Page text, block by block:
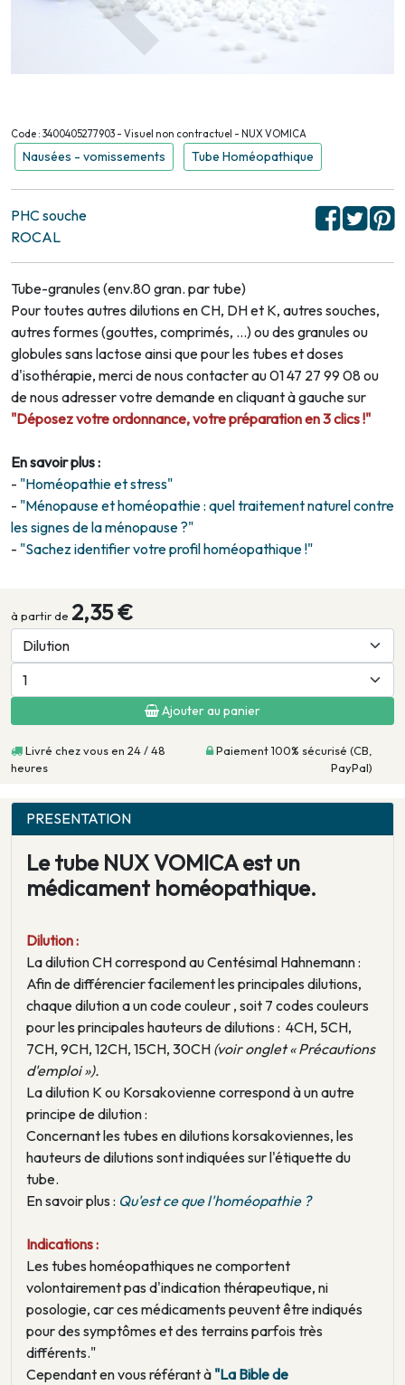
Code : 3400405277903 - Visuel non contractuel - NUX VOMICA
Nausées - vomissements Tube Homéopathique
PHC souche
ROCAL
Tube-granules (env.80 gran. par tube)
Pour toutes autres dilutions en CH, DH et K, autres souches,
autres formes (gouttes, comprimés, …) ou des granules ou
globules sans lactose ainsi que pour les tubes et doses
d'isothérapie, merci de nous contacter au 01 47 27 99 08 ou
de nous adresser votre demande en cliquant à gauche sur
"Déposez votre ordonnance, votre préparation en 3 clics !"
En savoir plus :
- "Homéopathie et stress"
- "Ménopause et homéopathie : quel traitement naturel contre
les signes de la ménopause ?"
- "Sachez identifier votre profil homéopathique !"
à partir de 2,35 €
Ajouter au panier
Livré chez vous en 24 / 48
heures
Paiement 100% sécurisé (CB,
PayPal)
PRESENTATION
Le tube NUX VOMICA est un
médicament homéopathique.
Dilution :
La dilution CH correspond au Centésimal Hahnemann :
Afin de différencier facilement les principales dilutions,
chaque dilution a un code couleur , soit 7 codes couleurs
pour les principales hauteurs de dilutions : 4CH, 5CH,
7CH, 9CH, 12CH, 15CH, 30CH (voir onglet « Précautions
d'emploi »).
La dilution K ou Korsakovienne correspond à un autre
principe de dilution :
Concernant les tubes en dilutions korsakoviennes, les
hauteurs de dilutions sont indiquées sur l'étiquette du
tube.
En savoir plus : Qu'est ce que l'homéopathie ?
Indications :
Les tubes homéopathiques ne comportent
volontairement pas d'indication thérapeutique, ni
posologie, car ces médicaments peuvent être indiqués
pour des symptômes et des terrains parfois très
différents."
Cependant en vous référant à "La Bible de